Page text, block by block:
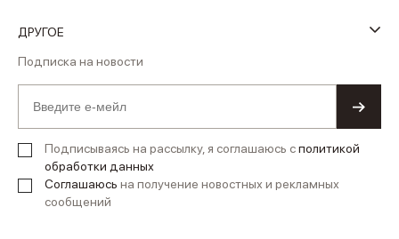
ДРУГОЕ
Подписка на новости
Подписываясь на рассылку, я соглашаюсь сполитикой
обработки данных
Соглашаюсь на получение новостных и рекламных
сообщений